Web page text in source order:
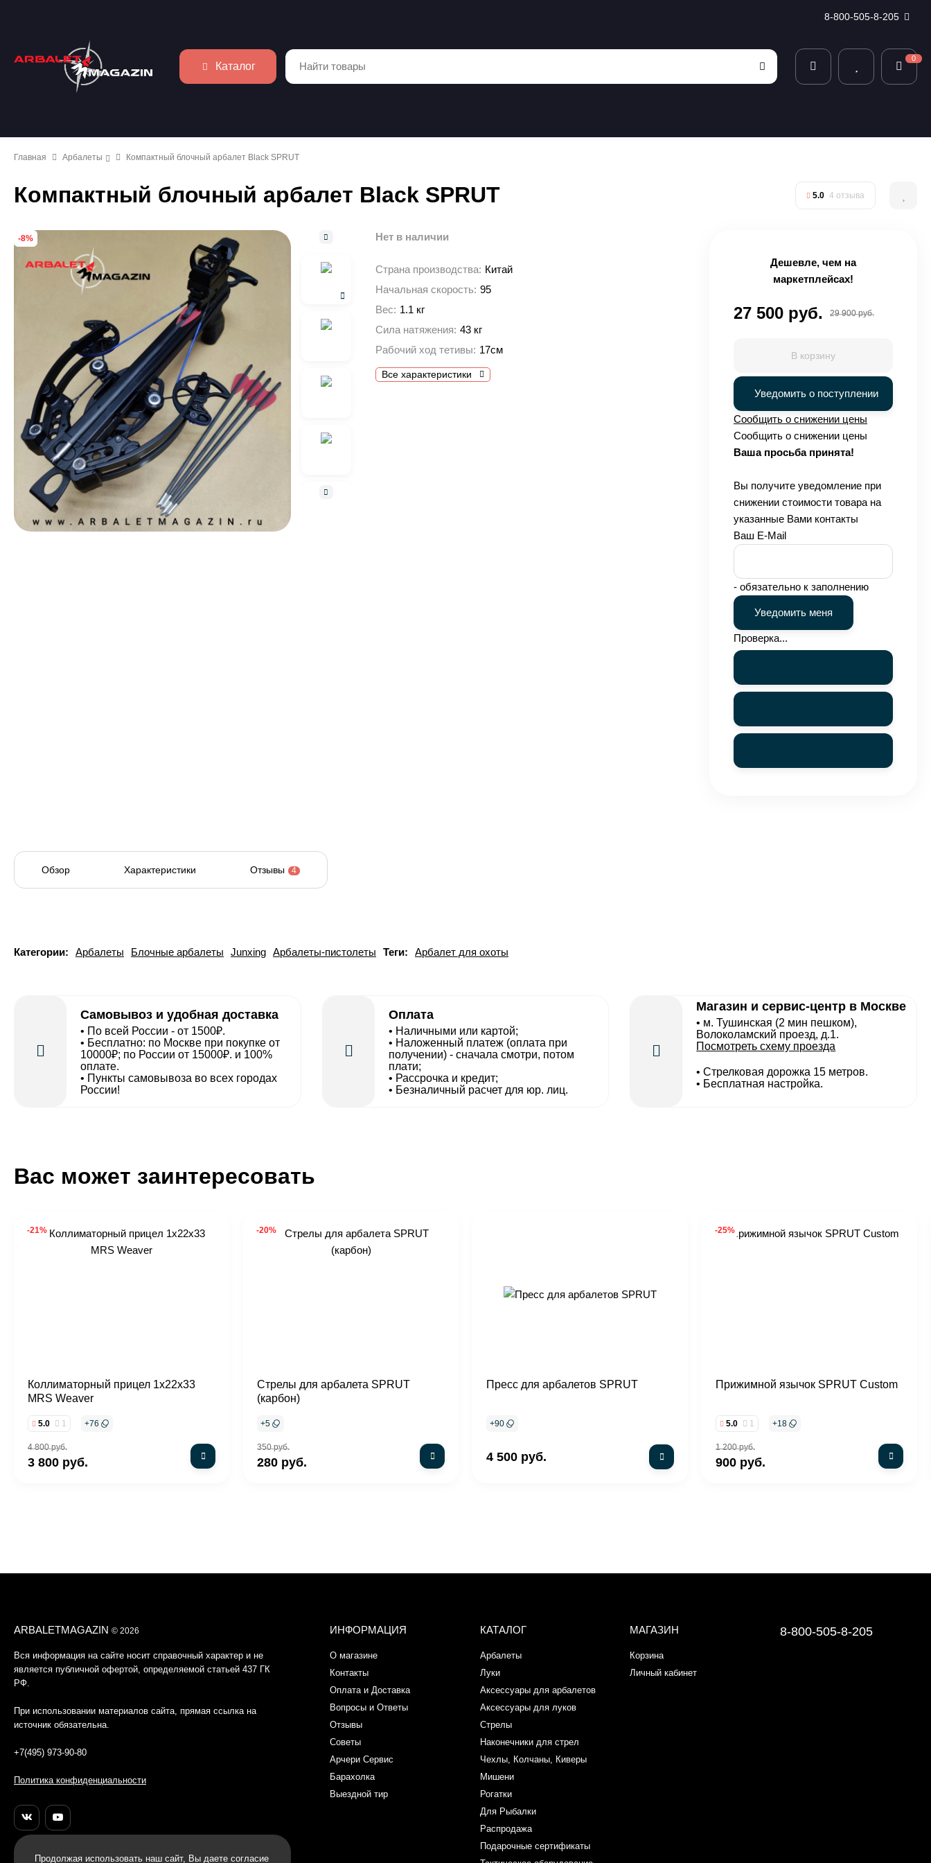
8-800-505-8-205
Каталог
0
Главная Арбалеты Компактный блочный арбалет Black SPRUT
Компактный блочный арбалет Black SPRUT 5.0 4 отзыва
-8% Нет в наличии
Страна производства: Китай
Начальная скорость: 95
Вес: 1.1 кг
Сила натяжения: 43 кг
Рабочий ход тетивы: 17см
Все характеристики
Дешевле, чем на
маркетплейсах!
27 500 руб. 29 900 руб.
В корзину
Уведомить о поступлении
Сообщить о снижении цены
Сообщить о снижении цены
Ваша просьба принята!
Вы получите уведомление при
снижении стоимости товара на
указанные Вами контакты
Ваш E-Mail
- обязательно к заполнению
Проверка...
Обзор Характеристики Отзывы 4
Категории: Арбалеты Блочные арбалеты Junxing Арбалеты-пистолеты Теги: Арбалет для охоты
Самовывоз и удобная доставка
• По всей России - от 1500₽.
• Бесплатно: по Москве при покупке от
10000₽; по России от 15000₽. и 100%
оплате.
• Пункты самовывоза во всех городах
России!
Оплата
• Наличными или картой;
• Наложенный платеж (оплата при
получении) - сначала смотри, потом
плати;
• Рассрочка и кредит;
• Безналичный расчет для юр. лиц.
Магазин и сервис-центр в Москве
• м. Тушинская (2 мин пешком),
Волоколамский проезд, д.1.
Посмотреть схему проезда
• Cтрелковая дорожка 15 метров.
• Бесплатная настройка.
Вас может заинтересовать
-21%
Коллиматорный прицел 1x22x33
MRS Weaver
5.0 1 +76
4 800 руб.
3 800 руб.
-20%
Стрелы для арбалета SPRUT
(карбон)
+5
350 руб.
280 руб.
Пресс для арбалетов SPRUT
+90
4 500 руб.
-25%
Прижимной язычок SPRUT Custom
5.0 1 +18
1 200 руб.
900 руб.
ARBALETMAGAZIN © 2026
Вся информация на сайте носит справочный характер и не
является публичной офертой, определяемой статьей 437 ГК
РФ.
При использовании материалов сайта, прямая ссылка на
источник обязательна.
+7(495) 973-90-80
Политика конфиденциальности
ИНФОРМАЦИЯ
О магазине
Контакты
Оплата и Доставка
Вопросы и Ответы
Отзывы
Советы
Арчери Сервис
Барахолка
Выездной тир
КАТАЛОГ
Арбалеты
Луки
Аксессуары для арбалетов
Аксессуары для луков
Стрелы
Наконечники для стрел
Чехлы, Колчаны, Киверы
Мишени
Рогатки
Для Рыбалки
Распродажа
Подарочные сертификаты
МАГАЗИН
Корзина
Личный кабинет
8-800-505-8-205
Продолжая использовать наш cайт, Вы даете согласие